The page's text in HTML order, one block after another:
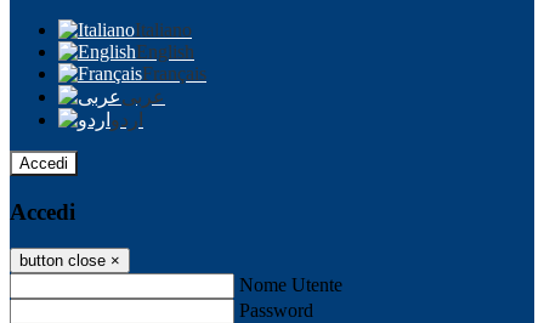
Italiano
English
Français
عربى
اردو
Accedi
Accedi
button close ×
Nome Utente
Password